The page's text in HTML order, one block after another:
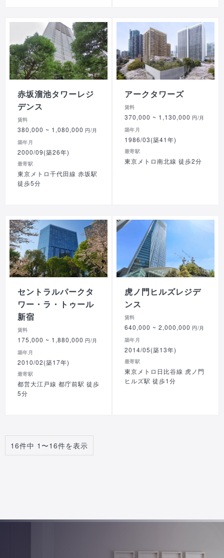
赤坂溜池タワーレジ
デンス
賃料
380,000 ~ 1,080,000 円/月
築年月
2000/09(築26年)
最寄駅
東京メトロ千代田線 赤坂駅
徒歩5分
アークタワーズ
賃料
370,000 ~ 1,130,000 円/月
築年月
1986/03(築41年)
最寄駅
東京メトロ南北線 徒歩2分
セントラルパークタ
ワー・ラ・トゥール
新宿
賃料
175,000 ~ 1,880,000 円/月
築年月
2010/02(築17年)
最寄駅
都営大江戸線 都庁前駅 徒歩
5分
虎ノ門ヒルズレジデ
ンス
賃料
640,000 ~ 2,000,000 円/月
築年月
2014/05(築13年)
最寄駅
東京メトロ日比谷線 虎ノ門
ヒルズ駅 徒歩1分
16件中 1〜16件を表示